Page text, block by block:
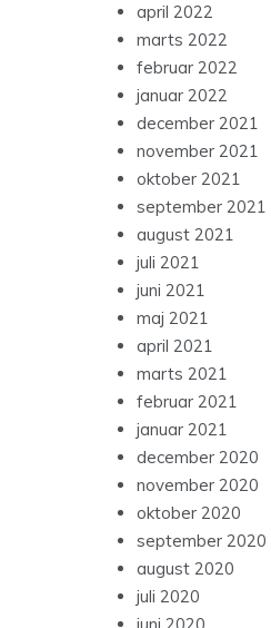
april 2022
marts 2022
februar 2022
januar 2022
december 2021
november 2021
oktober 2021
september 2021
august 2021
juli 2021
juni 2021
maj 2021
april 2021
marts 2021
februar 2021
januar 2021
december 2020
november 2020
oktober 2020
september 2020
august 2020
juli 2020